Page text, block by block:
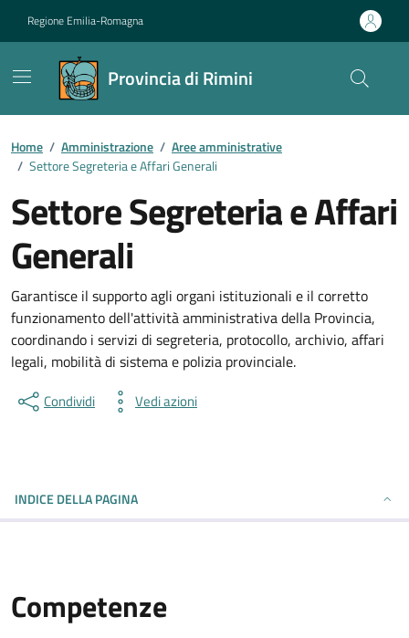
Regione Emilia-Romagna
Provincia di Rimini
Contenuti in evidenza
Home / Amministrazione / Aree amministrative
/ Settore Segreteria e Affari Generali
Settore Segreteria e Affari
Generali
Garantisce il supporto agli organi istituzionali e il corretto
funzionamento dell'attività amministrativa della Provincia,
coordinando i servizi di segreteria, protocollo, archivio, affari
legali, mobilità di sistema e polizia provinciale.
Condividi Vedi azioni
INDICE DELLA PAGINA
Competenze